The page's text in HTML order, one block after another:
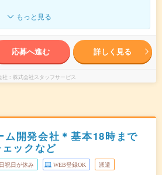
もっと見る
応募へ進む 詳しく見る
社 株式会社スタッフサービス
ム開発会社＊基本18時まで
ックなど
祝日が休み WEB登録OK 派遣